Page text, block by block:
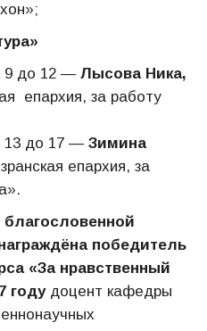
9 до 12 — Лысова Ника,
епархия, за работу
13 до 17 — Зимина
епархия, за
победитель
«За нравственный
годудоцент кафедры